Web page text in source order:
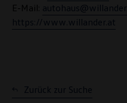
E-Mail:
https://www.willander.at
Zurück zur Suche